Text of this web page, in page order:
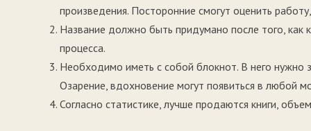
произведения. Посторонние смогут оценить
Название должно быть придумано после того, как
процесса.
Необходимо иметь с собой блокнот. В него нужно
Озарение, вдохновение могут появиться в любой
Согласно статистике, лучше продаются книги,